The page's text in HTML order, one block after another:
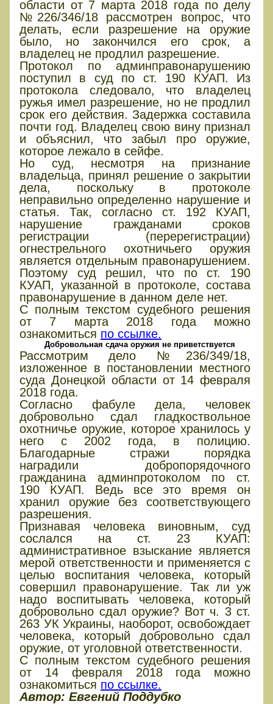
области от 7 марта 2018 года по делу
№226/346/18 рассмотрен вопрос, что
делать, если разрешение на оружие
было, но закончился его срок, а
владелец не продлил разрешение.
Протокол по админправонарушению
поступил в суд по ст. 190 КУАП. Из
протокола следовало, что владелец
ружья имел разрешение, но не продлил
срок его действия. Задержка составила
почти год. Владелец свою вину признал
и объяснил, что забыл про оружие,
которое лежало в сейфе.
Но суд, несмотря на признание
владельца, принял решение о закрытии
дела, поскольку в протоколе
неправильно определенно нарушение и
статья. Так, согласно ст. 192 КУАП,
нарушение гражданами сроков
регистрации (перерегистрации)
огнестрельного охотничьего оружия
является отдельным правонарушением.
Поэтому суд решил, что по ст. 190
КУАП, указанной в протоколе, состава
правонарушение в данном деле нет.
С полным текстом судебного решения
от 7 марта 2018 года можно
ознакомиться по ссылке.
Добровольная сдача оружия не приветствуется
Рассмотрим дело №236/349/18,
изложенное в постановлении местного
суда Донецкой области от 14 февраля
2018 года.
Согласно фабуле дела, человек
добровольно сдал гладкоствольное
охотничье оружие, которое хранилось у
него с 2002 года, в полицию.
Благодарные стражи порядка
наградили добропорядочного
гражданина админпротоколом по ст.
190 КУАП. Ведь все это время он
хранил оружие без соответствующего
разрешения.
Признавая человека виновным, суд
сослался на ст. 23 КУАП:
административное взыскание является
мерой ответственности и применяется с
целью воспитания человека, который
совершил правонарушение. Так ли уж
надо воспитывать человека, который
добровольно сдал оружие? Вот ч. 3 ст.
263 УК Украины, наоборот, освобождает
человека, который добровольно сдал
оружие, от уголовной ответственности.
С полным текстом судебного решения
от 14 февраля 2018 года можно
ознакомиться по ссылке.
Автор: Евгений Поддубко